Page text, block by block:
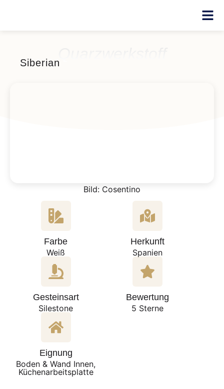
Siberian
Bild: Cosentino
Farbe
Weiß
Herkunft
Spanien
Gesteinsart
Silestone
Bewertung
5 Sterne
Eignung
Boden & Wand Innen,
Küchenarbeitsplatte